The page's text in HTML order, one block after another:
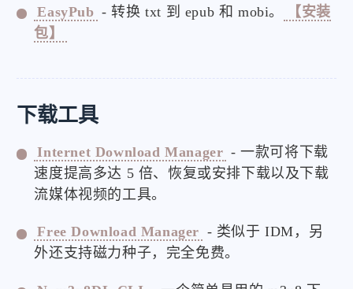
微信
EasyPub - 转换 txt 到 epub 和 mobi。
【安装
包】
下载工具
Internet Download Manager - 一款可将下载
速度提高多达 5 倍、恢复或安排下载以及下载
流媒体视频的工具。
Free Download Manager - 类似于 IDM，另
外还支持磁力种子，完全免费。